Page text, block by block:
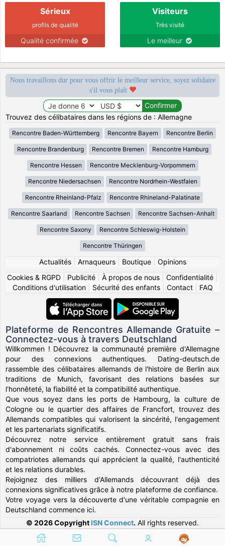
Sérieux
profils de qualité
Qualité confirmée
Visiteurs
Très visité
Le meilleur
Nous travaillons dur pour vous offrir le meilleur service, soyez solidaire
s'il vous plaît
Trouvez des célibataires dans les régions de : Allemagne
Rencontre Baden-Württemberg Rencontre Bayern Rencontre Berlin
Rencontre Brandenburg Rencontre Bremen Rencontre Hamburg
Rencontre Hessen Rencontre Mecklenburg-Vorpommern
Rencontre Niedersachsen Rencontre Nordrhein-Westfalen
Rencontre Rheinland-Pfalz Rencontre Rhineland-Palatinate
Rencontre Saarland Rencontre Sachsen Rencontre Sachsen-Anhalt
Rencontre Saxony Rencontre Schleswig-Holstein
Rencontre Thüringen
Actualités| Arnaqueurs| Boutique| Opinions
Cookies & RGPD
Publicité À propos de nous Confidentialité
Conditions d'utilisation| Sécurité des enfants| Contact| FAQ
Plateforme de Rencontres Allemande Gratuite –
Connectez-vous à travers Deutschland
Willkommen ! Découvrez la communauté première d'Allemagne
pour des connexions authentiques. Dating-deutsch.de
rassemble des célibataires allemands de l'histoire de Berlin aux
traditions de Munich, favorisant des relations basées sur
l'honnêteté, la fiabilité et la compatibilité authentique.
Que vous soyez dans les ports de Hambourg, la culture de
Cologne ou le quartier des affaires de Francfort, trouvez des
Allemands compatibles qui valorisent la sincérité, l'engagement
et les partenariats significatifs.
Découvrez notre service entièrement gratuit sans frais
d'abonnement ni coûts cachés. Connectez-vous avec des
compatriotes allemands qui apprécient la qualité, l'authenticité
et les relations durables.
Rejoignez des milliers d'Allemands découvrant déjà des
connexions significatives grâce à notre plateforme de confiance.
Votre voyage vers la découverte d'une véritable compagnie en
Deutschland commence ici.
© 2026 Copyright ISN Connect. All rights reserved.